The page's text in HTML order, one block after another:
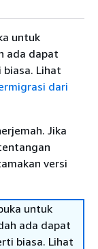
untuk
ada dapat
Lihat
dari
Jika
versi
untuk
ada dapat
biasa. Lihat